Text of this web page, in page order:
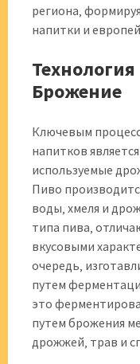
региона‚
напитки и
Брожение
Ключевым
напитков
используемые
Пиво
воды‚ хмеля и
типа пива‚
вкусовыми
очередь‚
путем
это
путем брожения
дрожжей‚ трав и